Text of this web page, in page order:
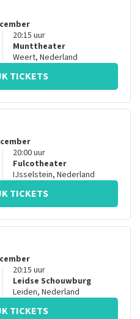
20:15 uur
Munttheater
Weert, Nederland
TICKETS
20:00uur
Fulcotheater
IJsselstein, Nederland
TICKETS
20:15 uur
Leidse Schouwburg
Leiden, Nederland
TICKETS